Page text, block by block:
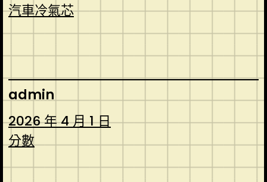
汽車冷氣芯
admin
2026 年 4 月 1 日
分數